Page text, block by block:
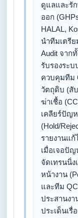
ดูแลและรั
ออก
HALAL,
นำทีมเตรีย
Audit จาก
รับรองระบ
ควบคุมทีม
วัตถุดิบ (สั
ฆ่าเชื้อ
เคลียร์ปัญ
(Hold/
รายงานแ
เมื่อเจอปัญ
จัดเทรนนิ่ง
หน้างาน
และทีม QC
ประสานง
ประเด็นเรื่